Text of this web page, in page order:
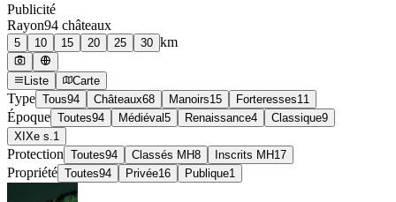
Publicité
Rayon94 châteaux
5 10 15 20 25 30 km
Liste Carte
Type Tous94 Châteaux68 Manoirs15 Forteresses11
Époque Toutes94 Médiéval 5 Renaissance4 Classique9
XIXe s. 1
Protection Toutes94 Classés MH8 Inscrits MH17
Propriété Toutes94 Privée16 Publique1